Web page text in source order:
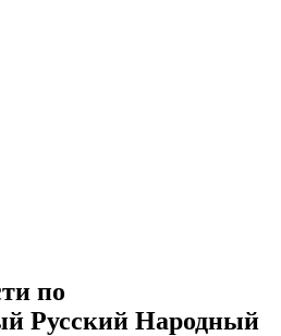
по
Русский Народный